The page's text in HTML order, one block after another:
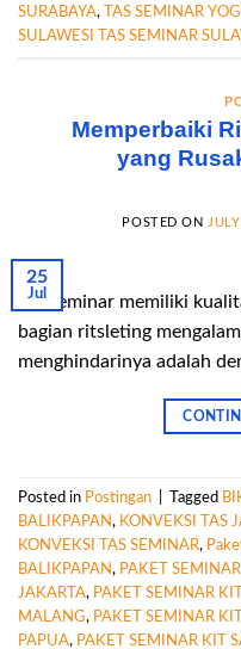
SURABAYA, TAS SEMINAR
SULAWESI TAS SEMINAR
Memperbaiki
yang
POSTED ON
25
Jul
Tas seminar memiliki
bagian ritsleting
menghindarinya adalah
Posted in Postingan Tagged
BALIKPAPAN, KONVEKSI TAS
KONVEKSI TAS SEMINAR,
BALIKPAPAN, PAKET
JAKARTA, PAKET SEMINAR
MALANG, PAKET SEMINAR
PAPUA, PAKET SEMINAR KIT